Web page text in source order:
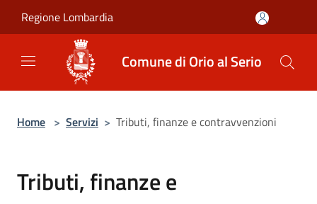
Regione Lombardia
Comune di Orio al Serio
Home > Servizi > Tributi, finanze e contravvenzioni
Tributi, finanze e